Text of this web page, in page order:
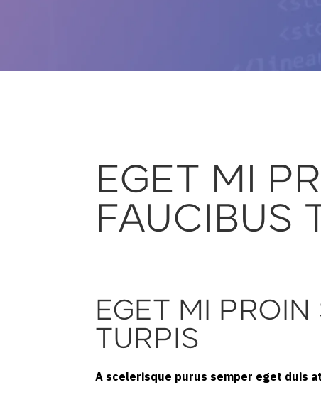
EGET MI
FAUCIBUS
EGET MI
TURPIS
A scelerisque purus semper eget duis